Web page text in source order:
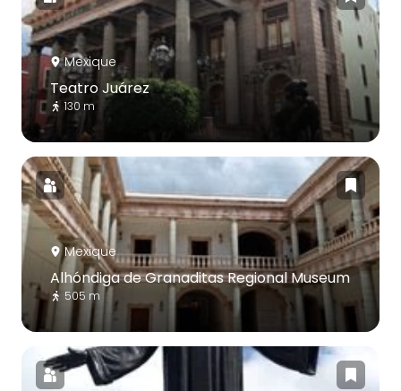
Mexique
Teatro Juárez
130 m
Mexique
Alhóndiga de Granaditas Regional Museum
505 m